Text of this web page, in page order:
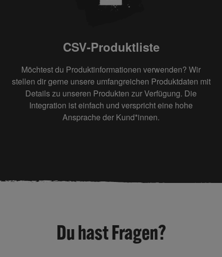
CSV-Produktliste
Möchtest du Produktinformationen verwenden? Wir
stellen dir gerne unsere umfangreichen Produktdaten mit
Details zu unseren Produkten zur Verfügung. Die
Integration ist einfach und verspricht eine hohe
Ansprache der Kund*innen.
Du hast Fragen?